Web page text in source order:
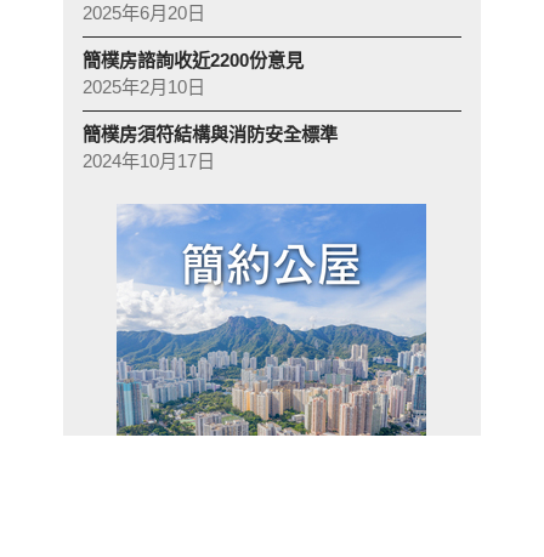
2025年6月20日
簡樸房諮詢收近2200份意見
2025年2月10日
簡樸房須符結構與消防安全標準
2024年10月17日